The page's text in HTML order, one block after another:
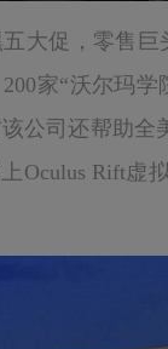
促，零售巨
家“沃尔玛
公司还帮助
Oculus Rift虚